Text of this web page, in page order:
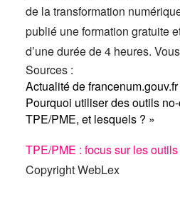
de la transformation
publié une formation gratuite
d’une durée de 4 heures.
Sources :
Actualité de
Pourquoi utiliser des outils
TPE/PME, et lesquels ? »
TPE/PME : focus sur les
Copyright WebLex